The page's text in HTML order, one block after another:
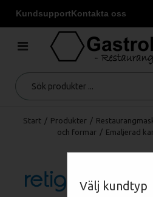
KundsupportKontakta oss
Välj kundtyp
Start / Produkter /
och formar / Emaljerad